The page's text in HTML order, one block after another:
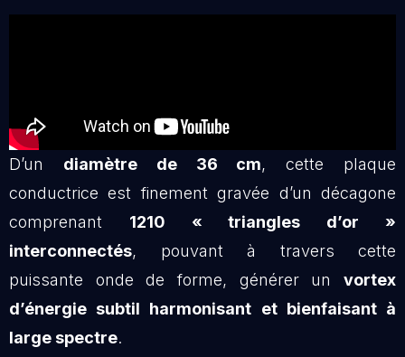
D’un diamètre de 36 cm, cette plaque
conductrice est finement gravée d’un décagone
comprenant 1210 « triangles d’or »
interconnectés, pouvant à travers cette
puissante onde de forme, générer un vortex
d’énergie subtil harmonisant et bienfaisant à
large spectre.